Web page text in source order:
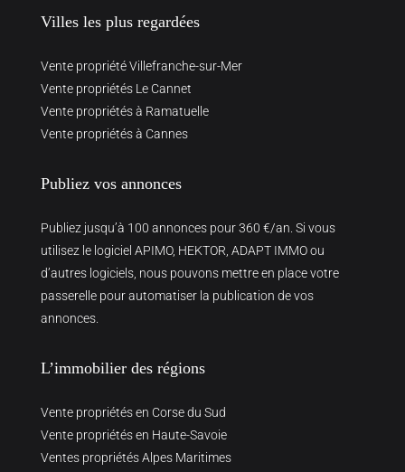
Villes les plus regardées
Vente propriété Villefranche-sur-Mer
Vente propriétés Le Cannet
Vente propriétés à Ramatuelle
Vente propriétés à Cannes
Publiez vos annonces
Publiez jusqu’à 100 annonces pour 360 €/an. Si vous
utilisez le logiciel APIMO, HEKTOR, ADAPT IMMO ou
d’autres logiciels, nous pouvons mettre en place votre
passerelle pour automatiser la publication de vos
annonces.
L’immobilier des régions
Vente propriétés en Corse du Sud
Vente propriétés en Haute-Savoie
Ventes propriétés Alpes Maritimes